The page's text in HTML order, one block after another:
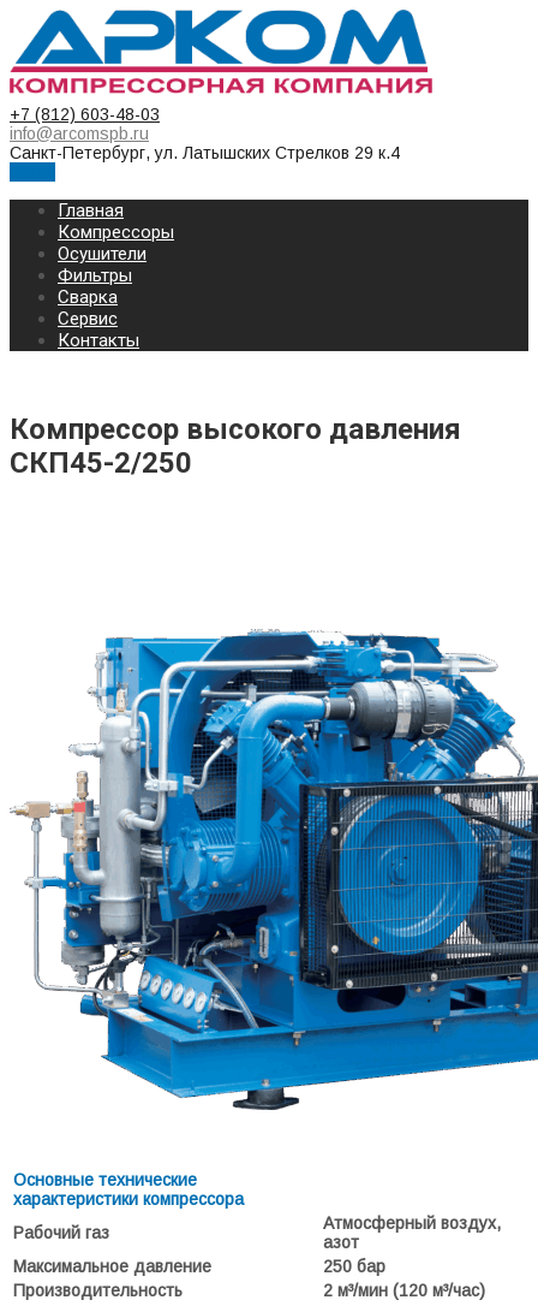
+7 (812) 603-48-03
info@arcomspb.ru
Санкт-Петербург, ул. Латышских Стрелков 29 к.4
Главная
Компрессоры
Осушители
Фильтры
Сварка
Сервис
Контакты
Компрессор высокого давления
СКП45-2/250
Основные технические
характеристики компрессора
Рабочий газ
Атмосферный воздух,
азот
Максимальное давление
250 бар
Производительность
2 м³/мин (120 м³/час)